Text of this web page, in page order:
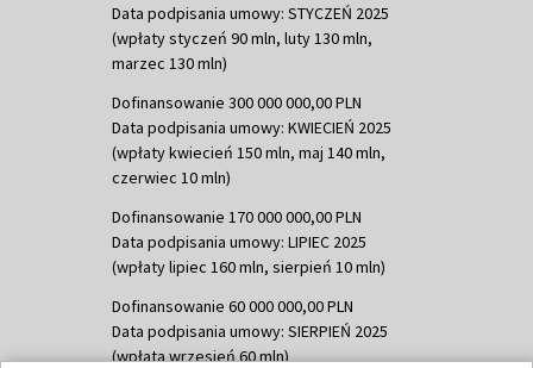
Data podpisania umowy: STYCZEŃ 2025
(wpłaty styczeń 90 mln, luty 130 mln,
marzec 130 mln)
Dofinansowanie 300 000 000,00 PLN
Data podpisania umowy: KWIECIEŃ 2025
(wpłaty kwiecień 150 mln, maj 140 mln,
czerwiec 10 mln)
Dofinansowanie 170 000 000,00 PLN
Data podpisania umowy: LIPIEC 2025
(wpłaty lipiec 160 mln, sierpień 10 mln)
Dofinansowanie 60 000 000,00 PLN
Data podpisania umowy: SIERPIEŃ 2025
(wpłata wrzesień 60 mln)